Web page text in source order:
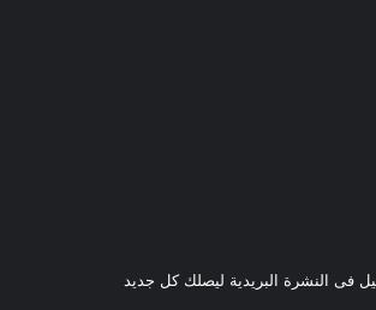
فى النشرة البريدية ليصلك كل جديد